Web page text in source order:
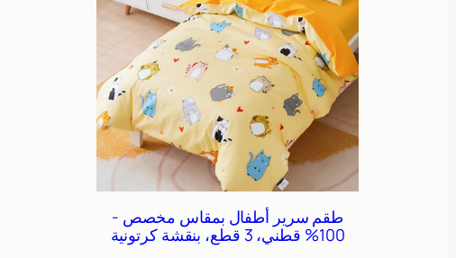
طقم سرير أطفال بمقاس مخصص -
100% قطني، 3 قطع، بنقشة كرتونية